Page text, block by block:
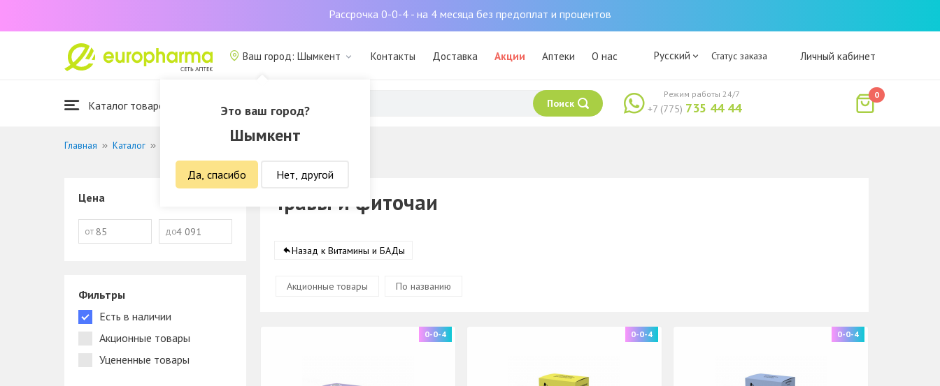
Рассрочка 0-0-4 - на 4 месяца без предоплат и процентов
Ваш город: Шымкент
Это ваш город?
Шымкент
Да, спасибо Нет, другой
Контакты Доставка Акции Аптеки О нас Русский Статус заказа Личный кабинет
Каталог товаров Поиск +7 (775) 735 44 44
Режим работы 24/7 0
Главная Каталог
Цена
от до
Фильтры
Есть в наличии
Акционные товары
Уцененные товары
Травы и фиточаи
Назад к Витамины и БАДы
Акционные товары По названию
0-0-4 0-0-4 0-0-4